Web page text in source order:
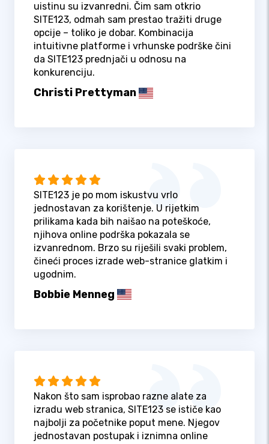
uistinu su izvanredni. Čim sam otkrio
SITE123, odmah sam prestao tražiti druge
opcije – toliko je dobar. Kombinacija
intuitivne platforme i vrhunske podrške čini
da SITE123 prednjači u odnosu na
konkurenciju.
Christi Prettyman
SITE123 je po mom iskustvu vrlo
jednostavan za korištenje. U rijetkim
prilikama kada bih naišao na poteškoće,
njihova online podrška pokazala se
izvanrednom. Brzo su riješili svaki problem,
čineći proces izrade web-stranice glatkim i
ugodnim.
Bobbie Menneg
Nakon što sam isprobao razne alate za
izradu web stranica, SITE123 se ističe kao
najbolji za početnike poput mene. Njegov
jednostavan postupak i iznimna online